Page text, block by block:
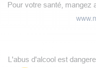
Pour votre santé, mangez
​L'abus d'alcool est